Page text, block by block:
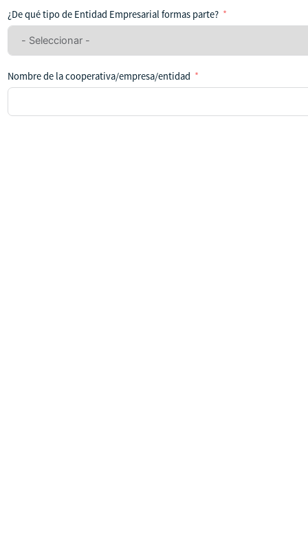
seleccionado
ningún
¿De qué tipo de Entidad Empresarial formas parte?
Nombre de la cooperativa/empresa/entidad